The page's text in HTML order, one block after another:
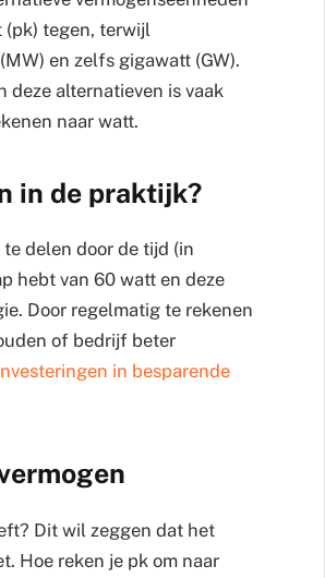
(pk) tegen, terwijl
en zelfs gigawatt (GW).
deze alternatieven is vaak
naar watt.
in de praktijk?
delen door de tijd (in
hebt van 60 watt en deze
Door regelmatig te rekenen
of bedrijf beter
in besparende
Dit wil zeggen dat het
Hoe reken je pk om naar